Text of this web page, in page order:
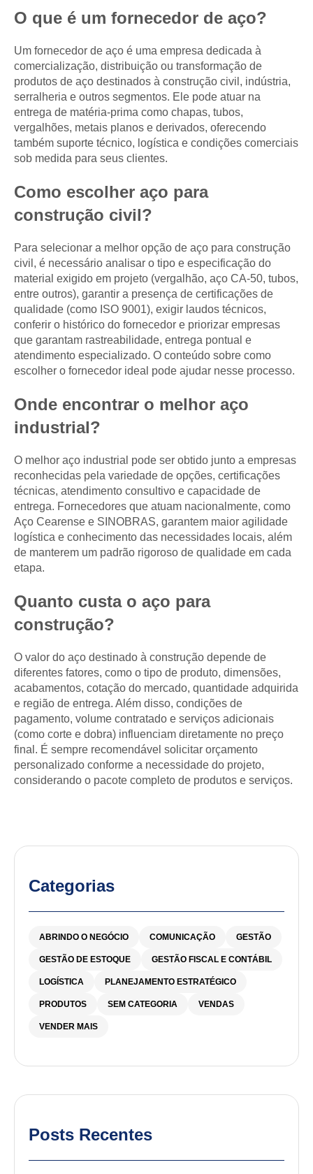
O que é um fornecedor de aço?
Um fornecedor de aço é uma empresa dedicada à
comercialização, distribuição ou transformação de
produtos de aço destinados à construção civil, indústria,
serralheria e outros segmentos. Ele pode atuar na
entrega de matéria-prima como chapas, tubos,
vergalhões, metais planos e derivados, oferecendo
também suporte técnico, logística e condições comerciais
sob medida para seus clientes.
Como escolher aço para
construção civil?
Para selecionar a melhor opção de aço para construção
civil, é necessário analisar o tipo e especificação do
material exigido em projeto (vergalhão, aço CA-50, tubos,
entre outros), garantir a presença de certificações de
qualidade (como ISO 9001), exigir laudos técnicos,
conferir o histórico do fornecedor e priorizar empresas
que garantam rastreabilidade, entrega pontual e
atendimento especializado. O conteúdo sobre como
escolher o fornecedor ideal pode ajudar nesse processo.
Onde encontrar o melhor aço
industrial?
O melhor aço industrial pode ser obtido junto a empresas
reconhecidas pela variedade de opções, certificações
técnicas, atendimento consultivo e capacidade de
entrega. Fornecedores que atuam nacionalmente, como
Aço Cearense e SINOBRAS, garantem maior agilidade
logística e conhecimento das necessidades locais, além
de manterem um padrão rigoroso de qualidade em cada
etapa.
Quanto custa o aço para
construção?
O valor do aço destinado à construção depende de
diferentes fatores, como o tipo de produto, dimensões,
acabamentos, cotação do mercado, quantidade adquirida
e região de entrega. Além disso, condições de
pagamento, volume contratado e serviços adicionais
(como corte e dobra) influenciam diretamente no preço
final. É sempre recomendável solicitar orçamento
personalizado conforme a necessidade do projeto,
considerando o pacote completo de produtos e serviços.
Categorias
ABRINDO O NEGÓCIO COMUNICAÇÃO GESTÃO
GESTÃO DE ESTOQUE GESTÃO FISCAL E CONTÁBIL
LOGÍSTICA PLANEJAMENTO ESTRATÉGICO
PRODUTOS SEM CATEGORIA VENDAS
VENDER MAIS
Posts Recentes